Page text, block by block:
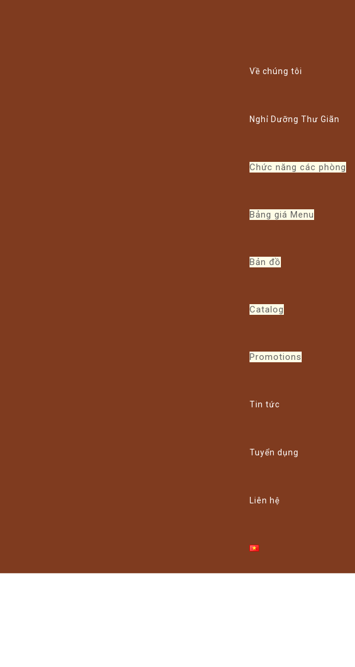
Về chúng tôi
Nghỉ Dưỡng Thư Giãn
Chức năng các phòng
Bảng giá Menu
Bản đồ
Catalog
Promotions
Tin tức
Tuyển dụng
Liên hệ